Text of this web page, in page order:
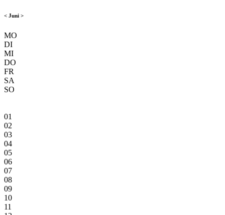
< Juni >
MO
DI
MI
DO
FR
SA
SO
01
02
03
04
05
06
07
08
09
10
11